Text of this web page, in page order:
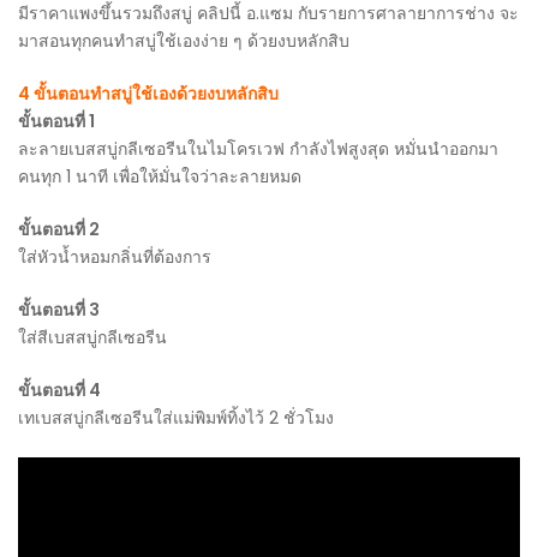
มีราคาแพงขึ้นรวมถึงสบู่ คลิปนี้ อ.แซม กับรายการศาลายาการช่าง จะ
มาสอนทุกคนทำสบู่ใช้เองง่าย ๆ ด้วยงบหลักสิบ
4 ขั้นตอนทำสบู่ใช้เองด้วยงบหลักสิบ
ขั้นตอนที่ 1
ละลายเบสสบู่กลีเซอรีนในไมโครเวฟ กำลังไฟสูงสุด หมั่นนำออกมา
คนทุก 1 นาที เพื่อให้มั่นใจว่าละลายหมด
ขั้นตอนที่ 2
ใส่หัวน้ำหอมกลิ่นที่ต้องการ
ขั้นตอนที่ 3
ใส่สีเบสสบู่กลีเซอรีน
ขั้นตอนที่ 4
เทเบสสบู่กลีเซอรีนใส่แม่พิมพ์ทิ้งไว้ 2 ชั่วโมง